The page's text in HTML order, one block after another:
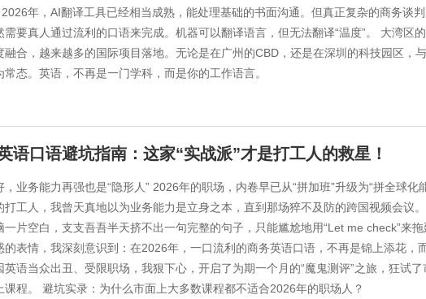
年，AI翻译工具已经相当成熟，能处理基础的书面沟通。但真正复杂的商务谈判
要真人通过流利的口语来完成。机器可以翻译语言，但无法翻译“温度”。 大湾区的
融合，越来越多的国际项目落地。无论是在广州的CBD，还是在深圳的科技园区，
态。英语，不再是一门学科，而是你的工作语言。
语口语避坑指南：这家“实战派”才是打工人的救星！
业务能力再强也是“隐形人” 2026年的职场，内卷早已从“拼加班”升级为“拼全球化
工人，我曾天真地以为业务能力是立身之本，直到那场猝不及防的跨国视频会议
片空白，支支吾吾半天挤不出一句完整的句子，只能尴尬地用“Let me check”来
的表情，我深刻意识到：在2026年，一口流利的商务英语口语，不再是锦上添花，
英语当众出丑、受限职场，我狠下心，开启了为期一个月的“魔鬼测评”之旅，狂试
课程。 避坑实录：为什么市面上大多数课程都不适合2026年的职场人？